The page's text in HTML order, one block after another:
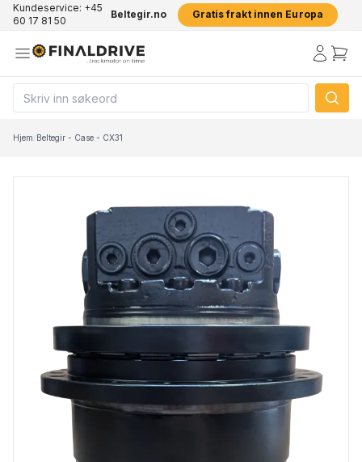
Kundeservice: +45
60 17 81 50
Beltegir.no Gratis frakt innen Europa
Hjem/Beltegir - Case - CX31